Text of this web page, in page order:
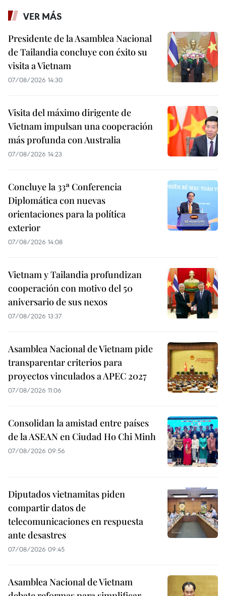
VER MÁS
Presidente de la Asamblea Nacional
de Tailandia concluye con éxito su
visita a Vietnam
07/08/2026 14:30
Visita del máximo dirigente de
Vietnam impulsan una cooperación
más profunda con Australia
07/08/2026 14:23
Concluye la 33ª Conferencia
Diplomática con nuevas
orientaciones para la política
exterior
07/08/2026 14:08
Vietnam y Tailandia profundizan
cooperación con motivo del 50
aniversario de sus nexos
07/08/2026 13:37
Asamblea Nacional de Vietnam pide
transparentar criterios para
proyectos vinculados a APEC 2027
07/08/2026 11:06
Consolidan la amistad entre países
de la ASEAN en Ciudad Ho Chi Minh
07/08/2026 09:56
Diputados vietnamitas piden
compartir datos de
telecomunicaciones en respuesta
ante desastres
07/08/2026 09:45
Asamblea Nacional de Vietnam